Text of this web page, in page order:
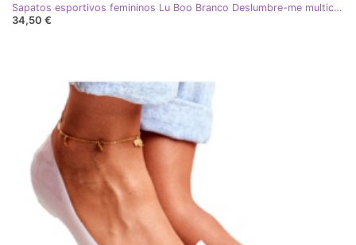
Sapatos esportivos femininos Lu Boo Branco Deslumbre-me multicolorido
34,50 €